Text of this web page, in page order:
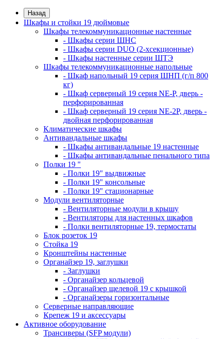
Назад
Шкафы и стойки 19 дюймовые
Шкафы телекоммуникационные настенные
- Шкафы серии ШНС
- Шкафы серии DUO (2-хсекционные)
- Шкафы настенные серии ШТЭ
Шкафы телекоммуникационные напольные
- Шкаф напольный 19 серия ШНП (г/п 800
кг)
- Шкаф серверный 19 серия NE-P, дверь -
перфорированная
- Шкаф серверный 19 серия NE-2P, дверь -
двойная перфорированная
Климатические шкафы
Антивандальные шкафы
- Шкафы антивандальные 19 настенные
- Шкафы антивандальные пенального типа
Полки 19 "
- Полки 19" выдвижные
- Полки 19" консольные
- Полки 19" стационарные
Модули вентиляторные
- Вентиляторные модули в крышу
- Вентиляторы для настенных шкафов
- Полки вентиляторные 19, термостаты
Блок розеток 19
Стойка 19
Кронштейны настенные
Органайзер 19, заглушки
- Заглушки
- Органайзер кольцевой
- Органайзер щелевой 19 с крышкой
- Органайзеры горизонтальные
Серверные направляющие
Крепеж 19 и аксессуары
Активное оборудование
Трансиверы (SFP модули)